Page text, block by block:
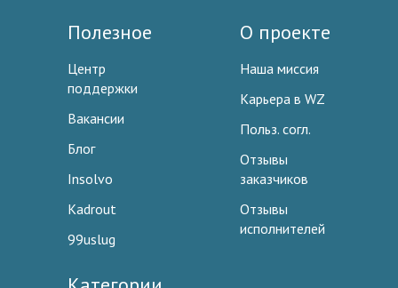
Полезное
Центр
поддержки
Вакансии
Блог
Insolvo
Kadrout
99uslug
О проекте
Наша миссия
Карьера в WZ
Польз. согл.
Отзывы
заказчиков
Отзывы
исполнителей